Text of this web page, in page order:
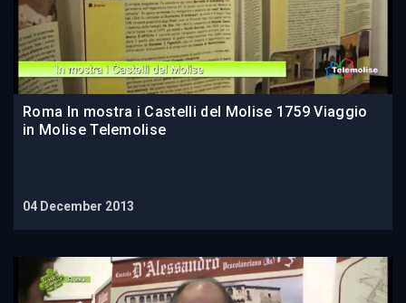
Roma In mostra i Castelli del Molise 1759 Viaggio
in Molise Telemolise
04 December 2013